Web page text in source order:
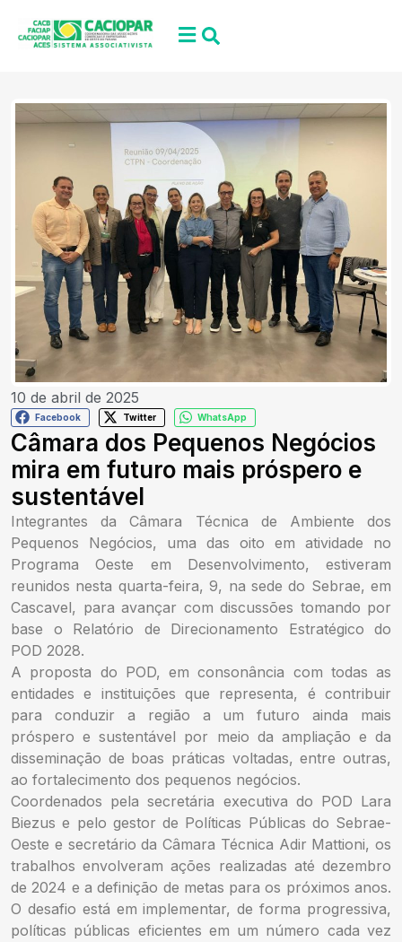
10 de abril de 2025
Facebook Twitter WhatsApp
Câmara dos Pequenos Negócios
mira em futuro mais próspero e
sustentável
Integrantes da Câmara Técnica de Ambiente dos
Pequenos Negócios, uma das oito em atividade no
Programa Oeste em Desenvolvimento, estiveram
reunidos nesta quarta-feira, 9, na sede do Sebrae, em
Cascavel, para avançar com discussões tomando por
base o Relatório de Direcionamento Estratégico do
POD 2028.
A proposta do POD, em consonância com todas as
entidades e instituições que representa, é contribuir
para conduzir a região a um futuro ainda mais
próspero e sustentável por meio da ampliação e da
disseminação de boas práticas voltadas, entre outras,
ao fortalecimento dos pequenos negócios.
Coordenados pela secretária executiva do POD Lara
Biezus e pelo gestor de Políticas Públicas do Sebrae-
Oeste e secretário da Câmara Técnica Adir Mattioni, os
trabalhos envolveram ações realizadas até dezembro
de 2024 e a definição de metas para os próximos anos.
O desafio está em implementar, de forma progressiva,
políticas públicas eficientes em um número cada vez